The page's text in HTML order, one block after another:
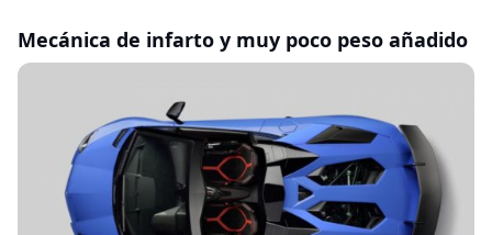
Mecánica de infarto y muy poco peso añadido